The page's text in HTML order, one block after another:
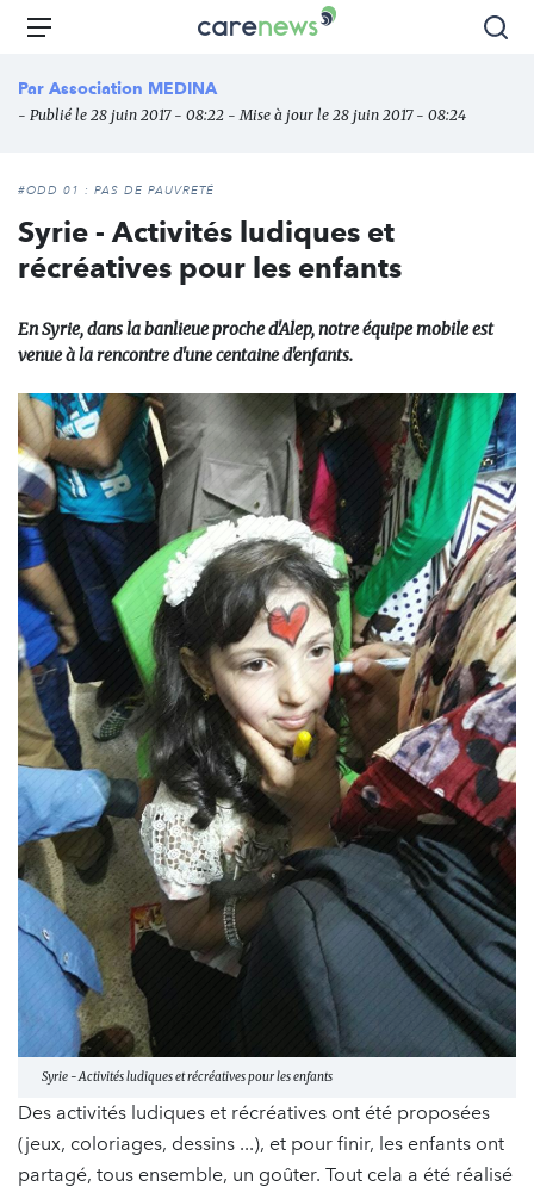
Aller
principal
Carenews,
média
des
l'engagement
Menu
Par Association MEDINA
- Publié le 28 juin 2017 - 08:22 - Mise à jour le 28 juin 2017 - 08:24
#ODD 01 : PAS DE PAUVRETÉ
Syrie - Activités ludiques et
récréatives pour les enfants
En Syrie, dans la banlieue proche d'Alep, notre équipe mobile est
venue à la rencontre d'une centaine d'enfants.
Syrie - Activités ludiques et récréatives pour les enfants
Des activités ludiques et récréatives ont été proposées
(jeux, coloriages, dessins ...), et pour finir, les enfants ont
partagé, tous ensemble, un goûter. Tout cela a été réalisé